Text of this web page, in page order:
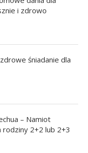
i zdrowo
śniadanie dla
– Namiot
2+2 lub 2+3